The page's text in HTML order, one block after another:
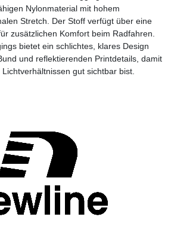
Nylonmaterial mit hohem
Stretch. Der Stoff verfügt über eine
zusätzlichen Komfort beim Radfahren.
bietet ein schlichtes, klares Design
und reflektierenden Printdetails, damit
gut sichtbar bist.